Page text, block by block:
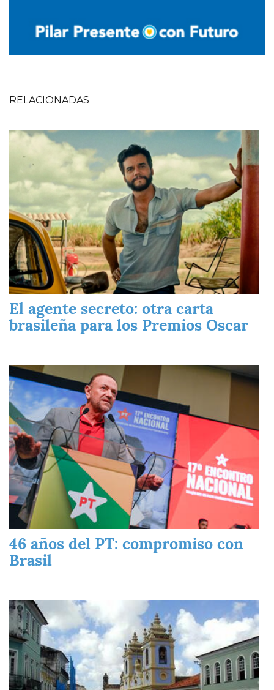
RELACIONADAS
Imagen
El agente secreto: otra carta
brasileña para los Premios Oscar
Imagen
46 años del PT: compromiso con
Brasil
Imagen